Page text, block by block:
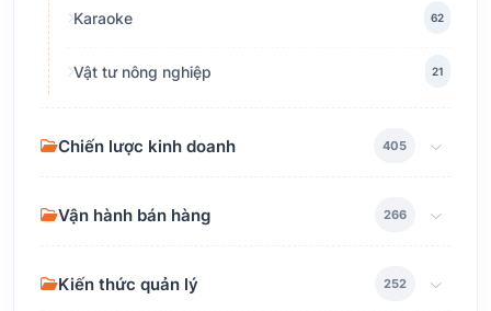
Karaoke 62
Vật tư nông nghiệp 21
Chiến lược kinh doanh 405
Vận hành bán hàng 266
Kiến thức quản lý 252